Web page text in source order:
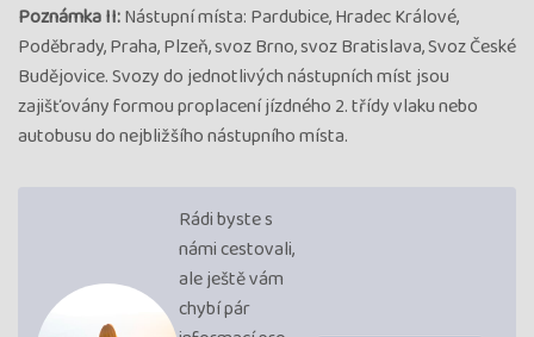
Poznámka II:Nástupní místa: Pardubice, Hradec Králové,
Poděbrady, Praha, Plzeň, svoz Brno, svoz Bratislava, Svoz České
Budějovice. Svozy do jednotlivých nástupních míst jsou
zajišťovány formou proplacení jízdného 2. třídy vlaku nebo
autobusu do nejbližšího nástupního místa.
Rádi byste s
námi cestovali,
ale ještě vám
chybí pár